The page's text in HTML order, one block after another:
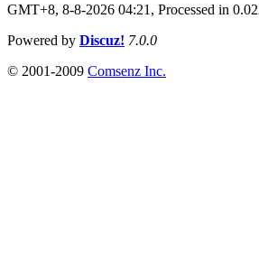
GMT+8, 8-8-2026 04:21, Processed in
Powered by Discuz! 7.0.0
© 2001-2009 Comsenz Inc.